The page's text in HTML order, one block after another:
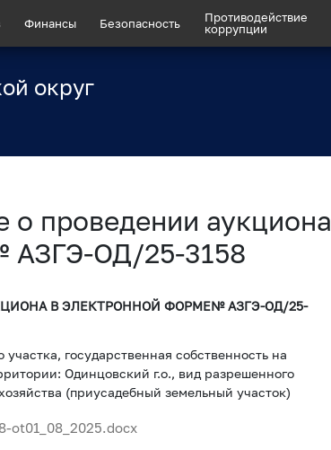
Финансы Безопасность
Противодействие
коррупции
округ
проведении аукциона
АЗГЭ-ОД/25-3158
В ЭЛЕКТРОННОЙ ФОРМЕ№ АЗГЭ-ОД/25-
государственная собственность на
Одинцовский г.о., вид разрешенного
(приусадебный земельный участок)
ot01_08_2025.docx